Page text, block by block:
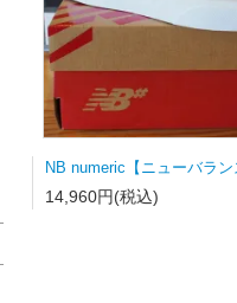
14,960円(税込)